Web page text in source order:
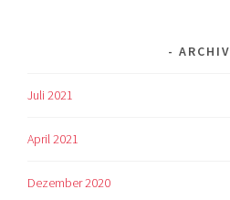
ARCHIV
Juli 2021
April 2021
Dezember 2020